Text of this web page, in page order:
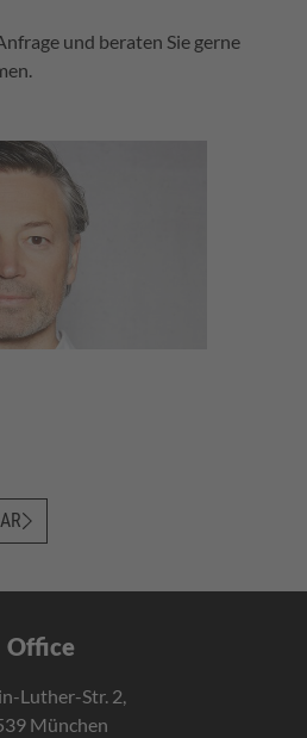
und beraten Sie gerne
Office
Luther-Str. 2,
München